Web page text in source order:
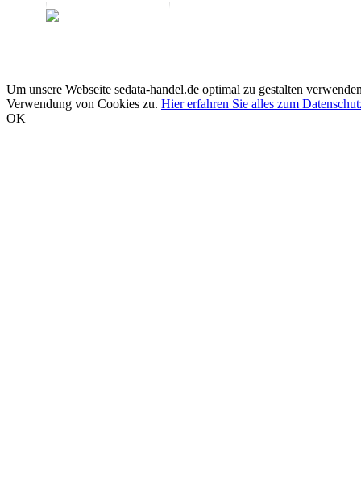
Um unsere Webseite sedata-handel.de optimal zu gestalten
Verwendung von Cookies zu. Hier erfahren Sie alles zum
OK